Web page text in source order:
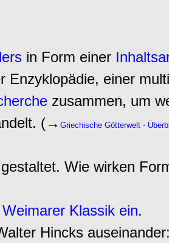
in Form einer
einer
zusammen, um
(→ Griechische Götterwelt -
Wie wirken
Weimarer Klassik ein.
Hincks auseinander: